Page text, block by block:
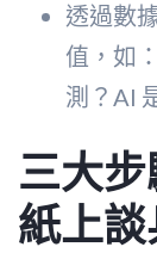
透過數
值，如
測？AI
三大
紙上談